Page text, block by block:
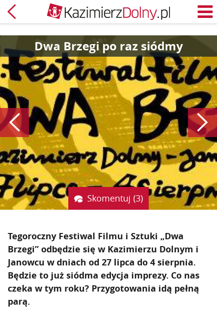
Powrót
Dwa Brzegi po raz siódmy
Poprzedni
Skomentuj (3)
Tegoroczny Festiwal Filmu i Sztuki „Dwa
Brzegi” odbędzie się w Kazimierzu Dolnym i
Janowcu w dniach od 27 lipca do 4 sierpnia.
Będzie to już siódma edycja imprezy. Co nas
czeka w tym roku? Przygotowania idą pełną
parą.